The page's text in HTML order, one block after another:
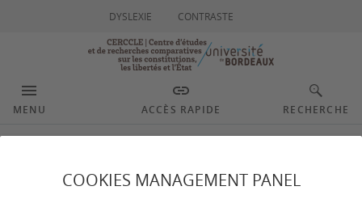
COOKIES MANAGEMENT PANEL
DYSLEXIE CONTRASTE
MENU ACCÈS RAPIDE RECHERCHE
Goni Kassandra